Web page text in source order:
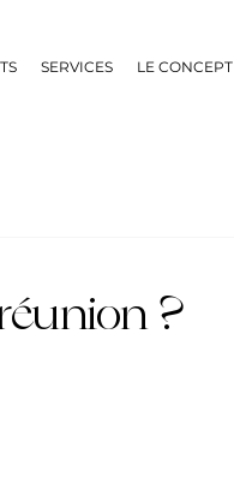
SERVICES LE CONCEPT
?